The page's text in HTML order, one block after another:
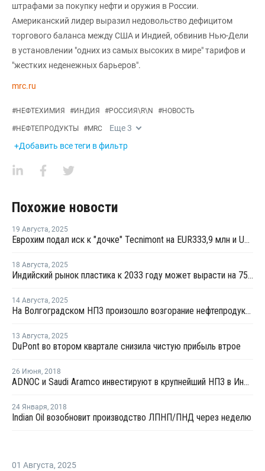
штрафами за покупку нефти и оружия в России.
Американский лидер выразил недовольство дефицитом
торгового баланса между США и Индией, обвинив Нью-Дели
в установлении "одних из самых высоких в мире" тарифов и
"жестких неденежных барьеров".
mrc.ru
#НЕФТЕХИМИЯ #ИНДИЯ #РОССИЯ\R\N #НОВОСТЬ
#НЕФТЕПРОДУКТЫ #MRC Еще3
+Добавить все теги в фильтр
Похожие новости
19 Августа, 2025
Еврохим подал иск к "дочке" Tecnimont на EUR333,9 млн и USD6,3 млн
18 Августа, 2025
Индийский рынок пластика к 2033 году может вырасти на 75% до USD77 млрд
14 Августа, 2025
На Волгоградском НПЗ произошло возгорание нефтепродуктов
13 Августа, 2025
DuPont во втором квартале снизила чистую прибыль втрое
26 Июня, 2018
ADNOC и Saudi Aramco инвестируют в крупнейший НПЗ в Индии
24 Января, 2018
Indian Oil возобновит производство ЛПНП/ПНД через неделю
01 Августа, 2025